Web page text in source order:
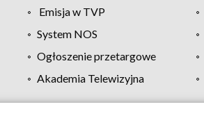
Emisja w TVP
System NOS
Ogłoszenie przetargowe
Akademia Telewizyjna